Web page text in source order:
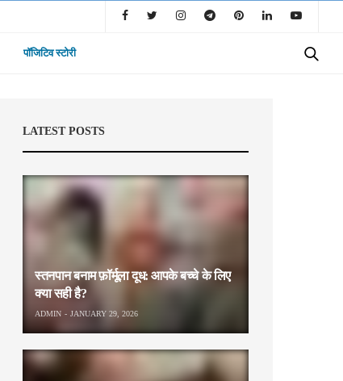
पॉजिटिव स्टोरी
LATEST POSTS
स्तनपान बनाम फ़ॉर्मूला दूध: आपके बच्चे के लिए
क्या सही है?
ADMIN JANUARY 29, 2026